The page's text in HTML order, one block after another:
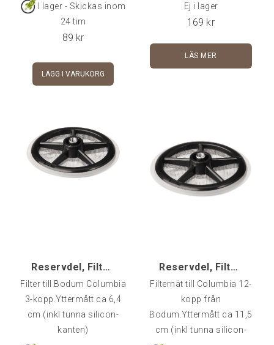
I lager - Skickas inom
24 tim
89 kr
LÄGG I VARUKORG
Ej i lager
169 kr
LÄS MER
Reservdel, Filter till Columbia 3-kopp
Filter till Bodum Columbia
3-kopp.Yttermått ca 6,4
cm (inkl tunna silicon-
kanten)
Reservdel, Filter till Columbia 12-kopp
Filternät till Columbia 12-
kopp från
Bodum.Yttermått ca 11,5
cm (inkl tunna silicon-